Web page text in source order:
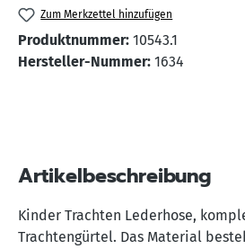
Zum Merkzettel hinzufügen
Produktnummer: 10543.1
Hersteller-Nummer: 1634
Artikelbeschreibung
Kinder Trachten Lederhose,
Trachtengürtel. Das Material